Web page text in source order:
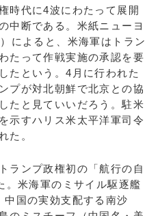
時代に4波にわたって展開
中断である。米紙ニューヨ
によると、米海軍はトラン
たって作戦実施の承認を要
たという。4月に行われた
プが対北朝鮮で北京との協
たと見ていいだろう。駐米
示すハリス米太平洋軍司令
た。
ランプ政権初の「航行の自
。米海軍のミサイル駆逐艦
中国の実効支配する南沙